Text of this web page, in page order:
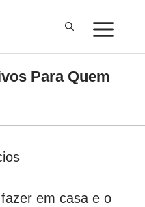
Para Quem
em casa e o